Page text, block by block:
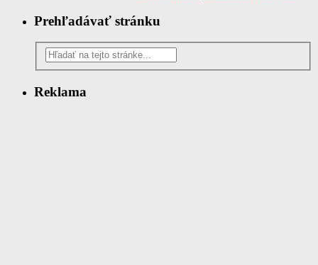
Prehľadávať stránku
Reklama